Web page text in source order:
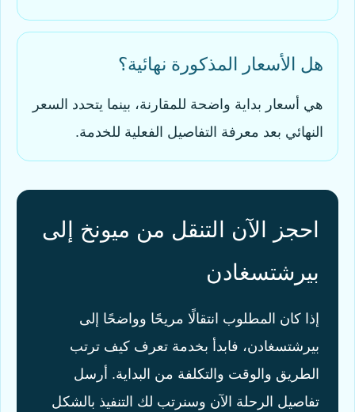
هل الأسعار المذكورة نهائية؟
هي أسعار بداية واضحة للمقارنة، بينما يتحدد السعر
النهائي بعد معرفة التفاصيل الفعلية للخدمة.
احجز الآن التنقل من ميونخ إلى
بيرشتسغادن
إذا كان المطلوب انتقالًا مريحًا وواضحًا إلى
بيرشتسغادن، فابدأ بخدمة تعرف كيف ترتب
الطريق والوقت والتكلفة من البداية. أرسل
تفاصيل الرحلة الآن وسنرتب لك التنفيذ بالشكل